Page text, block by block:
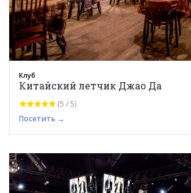
Клуб
Китайский летчик Джао Да
(5 / 5)
Посетить →